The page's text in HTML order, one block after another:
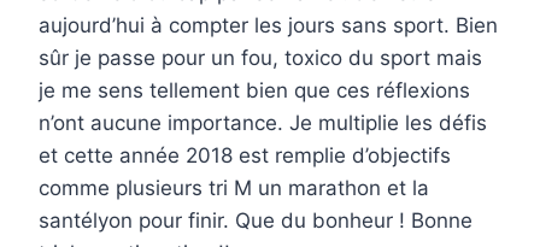
aujourd’hui à compter les jours sans sport. Bien
sûr je passe pour un fou, toxico du sport mais
je me sens tellement bien que ces réflexions
n’ont aucune importance. Je multiplie les défis
et cette année 2018 est remplie d’objectifs
comme plusieurs tri M un marathon et la
santélyon pour finir. Que du bonheur ! Bonne